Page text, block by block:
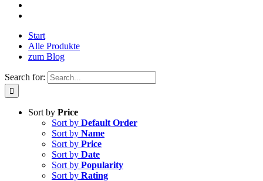
Start
Alle Produkte
zum Blog
Search for:
Sort by Price
Sort by Default Order
Sort by Name
Sort by Price
Sort by Date
Sort by Popularity
Sort by Rating